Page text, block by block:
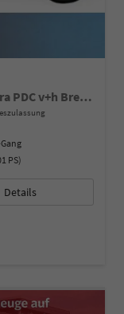
Spin 16 "LM Klima Sitzheizung Kamera PDC v+h Bremsassistent Lenkradheizung
PS)
Details